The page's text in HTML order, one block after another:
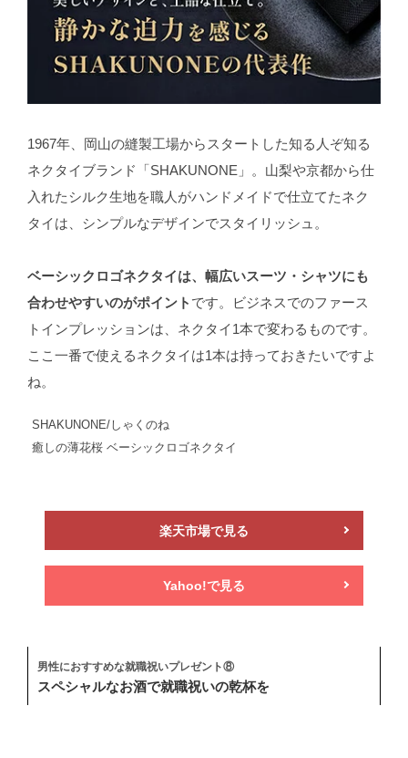
1967年、岡山の縫製工場からスタートした知る人ぞ知る
ネクタイブランド「SHAKUNONE」。山梨や京都から仕
入れたシルク生地を職人がハンドメイドで仕立てたネク
タイは、シンプルなデザインでスタイリッシュ。
ベーシックロゴネクタイは、幅広いスーツ・シャツにも
合わせやすいのがポイント です。ビジネスでのファース
トインプレッションは、ネクタイ1本で変わるものです。
ここ一番で使えるネクタイは1本は持っておきたいですよ
ね。
SHAKUNONE/しゃくのね
癒しの薄花桜 ベーシックロゴネクタイ
楽天市場で見る
Yahoo!で見る
男性におすすめな就職祝いプレゼント⑧
スペシャルなお酒で就職祝いの乾杯を